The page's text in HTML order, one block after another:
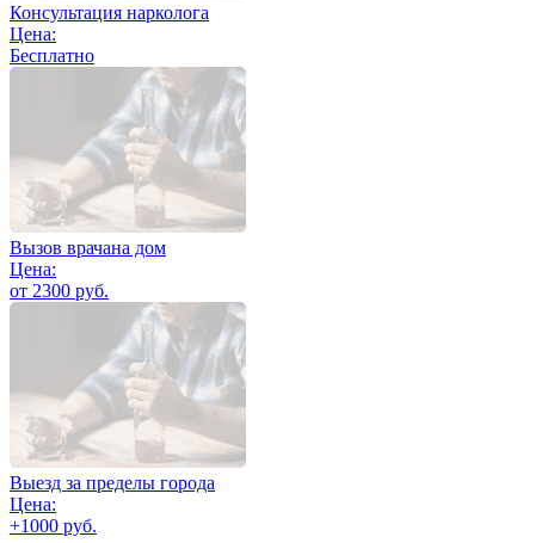
Консультация нарколога
Цена:
Бесплатно
Вызов врачана дом
Цена:
от 2300 руб.
Выезд за пределы города
Цена:
+1000 руб.